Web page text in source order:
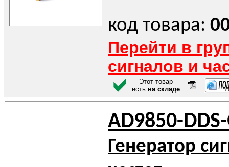
код товара:
Перейти в
сигналов и
Этот товар
есть на складе
AD9850-DDS-
Генератор